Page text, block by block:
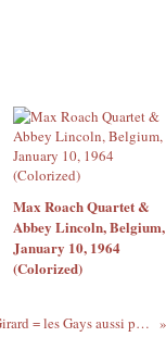
Max Roach Quartet &
Abbey Lincoln, Belgium,
January 10, 1964
(Colorized)
Omar & Fred + Christophe Girard = les Gays aussi peuvent être racistes